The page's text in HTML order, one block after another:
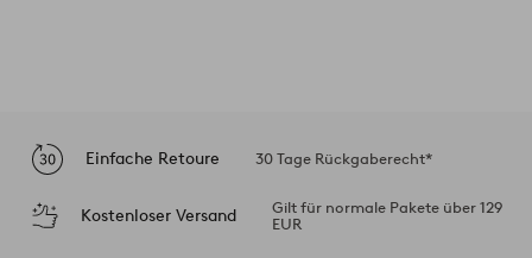
Einfache Retoure 30 Tage Rückgaberecht*
Kostenloser Versand
Gilt für normale Pakete über 129
EUR